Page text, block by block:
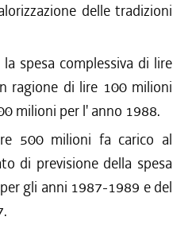
delle tradizioni
spesa complessiva di lire
ragione di lire 100 milioni
milioni per l' anno 1988.
500 milioni fa carico al
di previsione della spesa
gli anni 1987-1989 e del